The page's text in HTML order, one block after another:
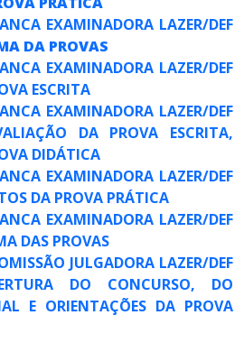
EXAMINADORA LAZER/DEF
DA PROVAS
EXAMINADORA LAZER/DEF
ESCRITA
EXAMINADORA LAZER/DEF
DA PROVA ESCRITA,
DIDÁTICA
EXAMINADORA LAZER/DEF
DA PROVA PRÁTICA
EXAMINADORA LAZER/DEF
DAS PROVAS
JULGADORA LAZER/DEF
DO CONCURSO, DO
E ORIENTAÇÕES DA PROVA